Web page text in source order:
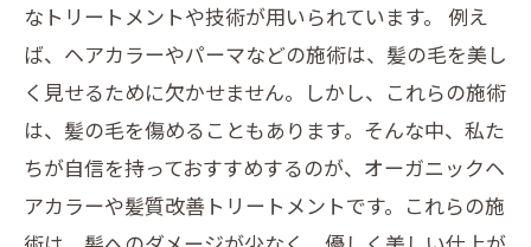
なトリートメントや技術が用いられています。 例え
ば、ヘアカラーやパーマなどの施術は、髪の毛を美し
く見せるために欠かせません。しかし、これらの施術
は、髪の毛を傷めることもあります。そんな中、私た
ちが自信を持っておすすめするのが、オーガニックヘ
アカラーや髪質改善トリートメントです。これらの施